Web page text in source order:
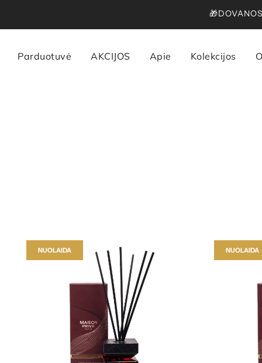
Parduotuvė AKCIJOS Apie Kolekcijos
NUOLAIDA NUOLAIDA